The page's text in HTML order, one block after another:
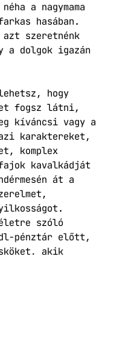
a nagymama
hasában.
azt szeretnénk
a dolgok igazán
hogy
fogsz látni,
kíváncsi vagy a
karaktereket,
komplex
kavalkádját
át a
szóló
pénztár előtt,
akik